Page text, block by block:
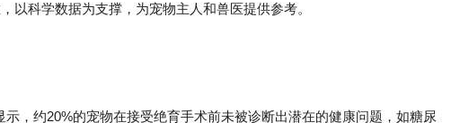
以科学数据为支撑，为宠物主人和兽医提供参考。
约20%的宠物在接受绝育手术前未被诊断出潜在的健康问题，如糖尿